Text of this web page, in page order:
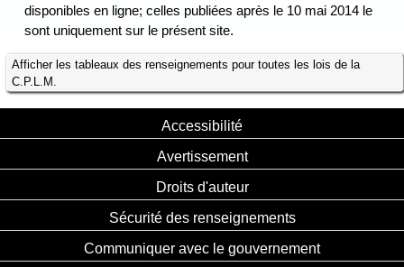
disponibles en ligne; celles publiées après le 10 mai 2014 le
sont uniquement sur le présent site.
Afficher les tableaux des renseignements pour toutes les lois de la
C.P.L.M.
Accessibilité
Avertissement
Droits d'auteur
Sécurité des renseignements
Communiquer avec le gouvernement